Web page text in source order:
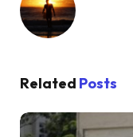
Related Posts